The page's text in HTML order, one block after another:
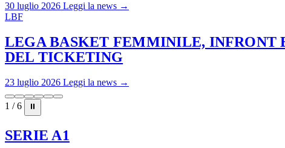
30 luglio 2026 Leggi la news →
LBF
LEGA BASKET FEMMINILE, INFRONT
DEL TICKETING
23 luglio 2026 Leggi la news →
1 / 6 ⏸
SERIE A1